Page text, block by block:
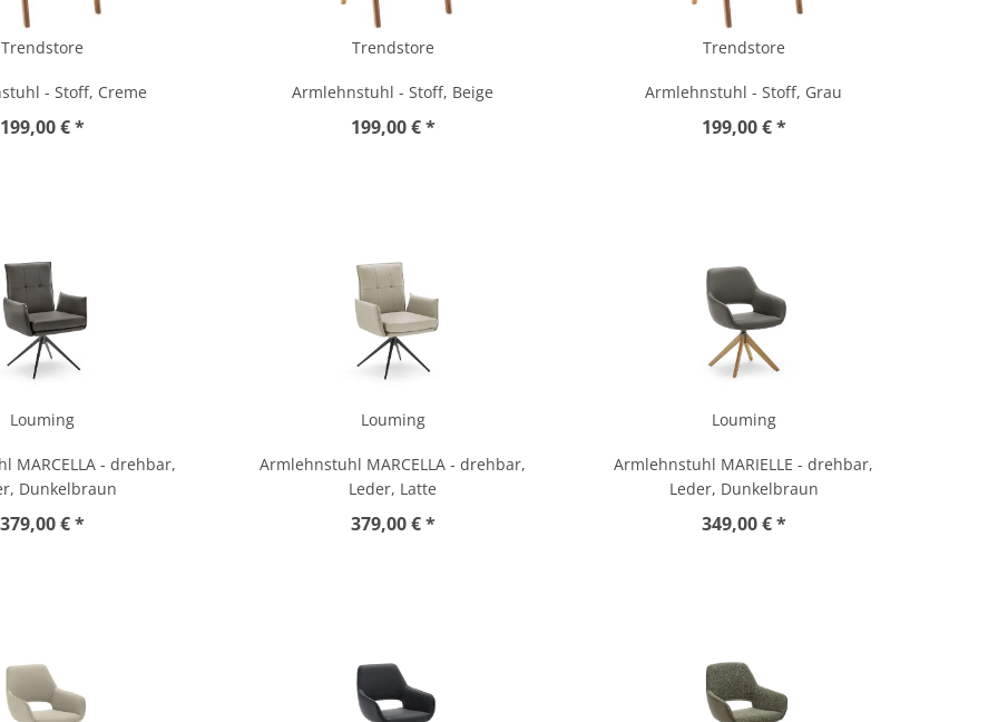
Trendstore
- Stoff, Creme
199,00 € *
Trendstore
Armlehnstuhl - Stoff, Beige
199,00 € *
Trendstore
Armlehnstuhl - Stoff, Grau
199,00 € *
Louming
MARCELLA - drehbar,
Dunkelbraun
379,00 € *
Louming
Armlehnstuhl MARCELLA - drehbar,
Leder, Latte
379,00 € *
Louming
Armlehnstuhl MARIELLE - drehbar,
Leder, Dunkelbraun
349,00 € *